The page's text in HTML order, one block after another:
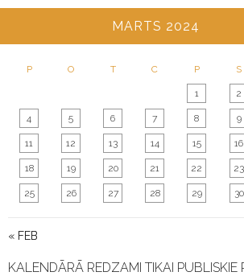
MARTS 2024
P O T C P S
« FEB
1 2
4 5 6 7 8 9
11 12 13 14 15 16
18 19 20 21 22 23
25 26 27 28 29 30
KALENDĀRĀ REDZAMI TIKAI PUBLISKIE